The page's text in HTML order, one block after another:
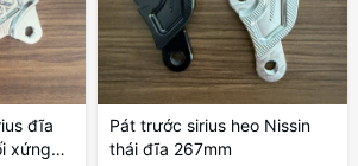
đĩa
xứng
Pát trước sirius heo Nissin
thái đĩa 267mm